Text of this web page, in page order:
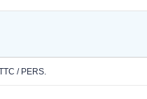
TTC / PERS.